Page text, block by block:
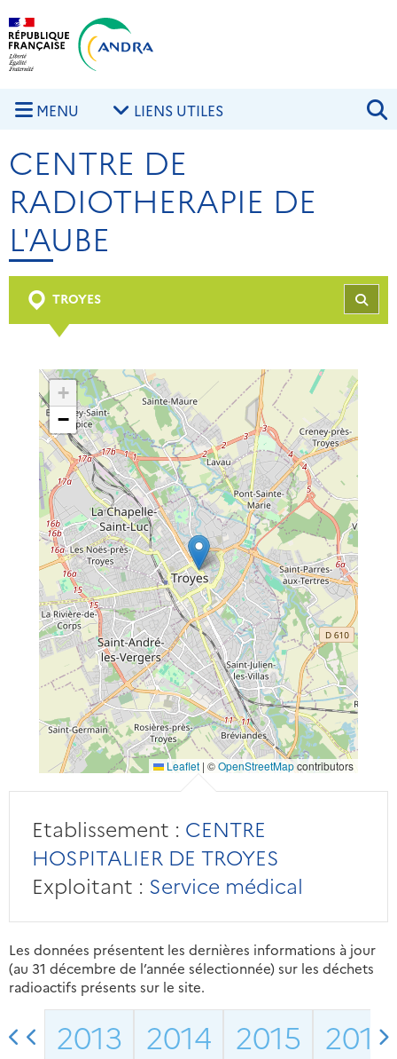
Aller au contenu principal
MENU LIENS UTILES
CENTRE DE
RADIOTHERAPIE DE
L'AUBE
TROYES
+
−
Leaflet | ©OpenStreetMapcontributors
Etablissement : CENTRE
HOSPITALIER DE TROYES
Exploitant : Service médical
Les données présentent les dernières informations à jour
(au 31 décembre de l’année sélectionnée) sur les déchets
radioactifs présents sur le site.
2013 2014 2015 2016